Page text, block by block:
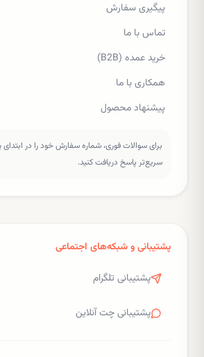
پیگیری سفارش
تماس با ما
خرید عمده (B2B)
همکاری با ما
پیشنهاد محصول
برای سوالات فوری، شماره سفارش خود را در ابتدای
سریع‌تر پاسخ دریافت کنید.
پشتیبانی و شبکه‌های اجتماعی
پشتیبانی تلگرام
پشتیبانی چت آنلاین